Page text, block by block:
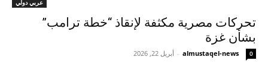
عربي دولي
تحركات مصرية مكثفة لإنقاذ “خطة ترامب”
بشأن غزة
almustaqel-news
- أبريل 22, 2026 0